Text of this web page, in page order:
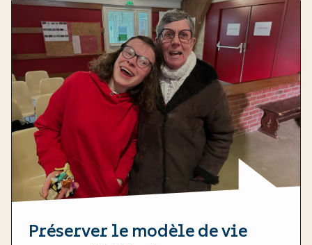
Préserver le modèle de vie